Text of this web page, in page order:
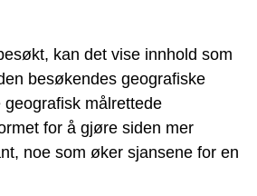
kan det vise innhold som
besøkendes geografiske
målrettede
for å gjøre siden mer
noe som øker sjansene for en